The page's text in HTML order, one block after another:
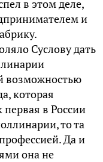
в этом деле,
и
Суслову дать
возможностью
которая
первая в России
то та
Да и
она не